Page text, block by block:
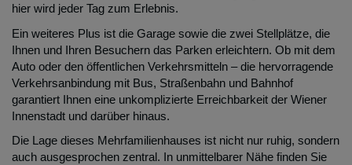
hier wird jeder Tag zum Erlebnis.
Ein weiteres Plus ist die Garage sowie die zwei Stellplätze, die
Ihnen und Ihren Besuchern das Parken erleichtern. Ob mit dem
Auto oder den öffentlichen Verkehrsmitteln – die hervorragende
Verkehrsanbindung mit Bus, Straßenbahn und Bahnhof
garantiert Ihnen eine unkomplizierte Erreichbarkeit der Wiener
Innenstadt und darüber hinaus.
Die Lage dieses Mehrfamilienhauses ist nicht nur ruhig, sondern
auch ausgesprochen zentral. In unmittelbarer Nähe finden Sie